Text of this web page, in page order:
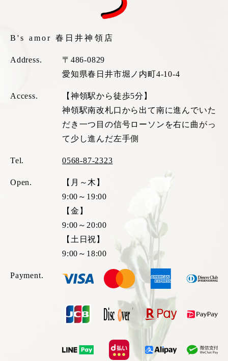
B's amor 春日井神領店
Address.
〒486-0829
愛知県春日井市堀ノ内町4-10-4
Access.
【神領駅から徒歩5分】
神領駅南改札口から出て南に進んでいた
だき一つ目の信号ローソンを右に曲がっ
て少し進んだ左手側
Tel. 0568-87-2323
Open.
【月～木】
9:00～19:00
【金】
9:00～20:00
【土日祝】
9:00～18:00
Payment.